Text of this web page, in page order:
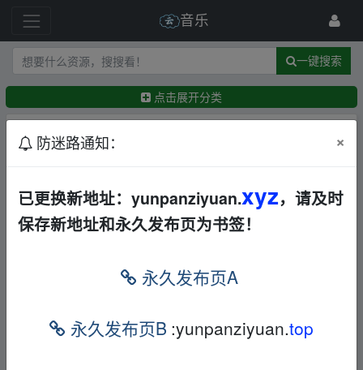
音乐
一键搜索
点击展开分类
最新 精华
歌、DJ、民谣、英文、说唱、MV全都有[411GB]
华语 欧美 日韩 其他 合集 打包
【全网热歌】2026全网最火热歌合集无损沉浸式听
歌[WAV+MP3+9.85GB] 华语 欧美
← eaglehero 1小时前
防迷路通知： ×
已更换新地址：yunpanziyuan.xyz，请及时
保存新地址和永久发布页为书签！
永久发布页A
永久发布页B :yunpanziyuan.top